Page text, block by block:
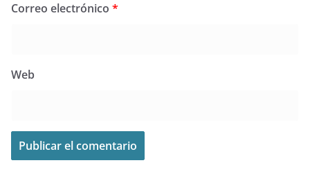
Correo electrónico *
Web